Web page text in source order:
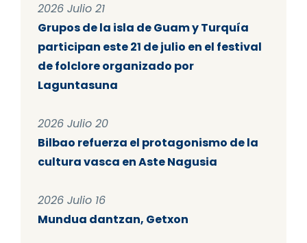
2026 Julio 21
Grupos de la isla de Guam y Turquía
participan este 21 de julio en el festival
de folclore organizado por
Laguntasuna
2026 Julio 20
Bilbao refuerza el protagonismo de la
cultura vasca en Aste Nagusia
2026 Julio 16
Mundua dantzan, Getxon